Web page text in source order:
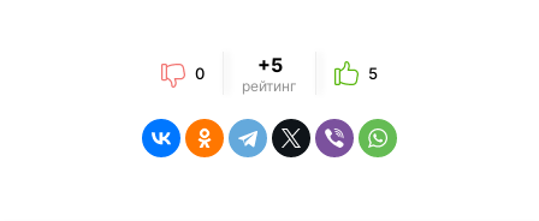
0 +5
рейтинг
5